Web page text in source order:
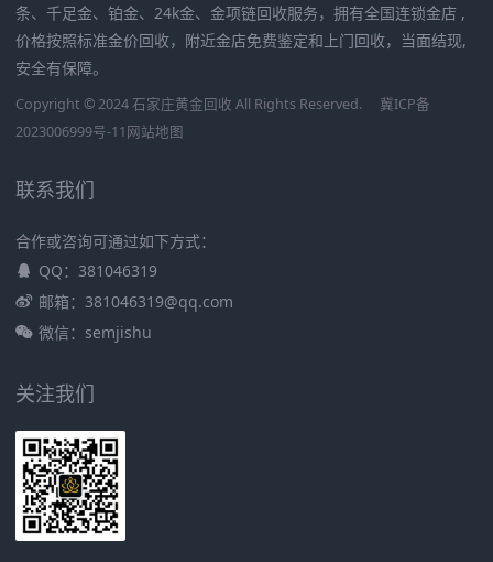
条、千足金、铂金、24k金、金项链回收服务，拥有全国连锁金店 ,
价格按照标准金价回收，附近金店免费鉴定和上门回收，当面结现,
安全有保障。
Copyright © 2024 石家庄黄金回收 All Rights Reserved.
冀ICP备
2023006999号-11网站地图
联系我们
合作或咨询可通过如下方式：
QQ：381046319
邮箱：381046319@qq.com
微信：semjishu
关注我们